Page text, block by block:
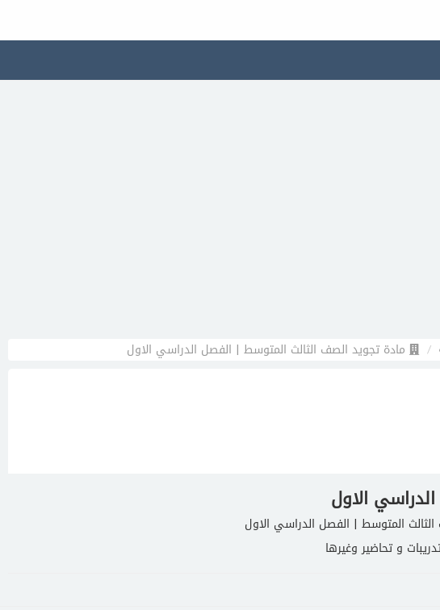
مادة تجويد الصف الثالث المتوسط | الفصل الدراسي الاول
الاول
المتوسط | الفصل الدراسي الاول
و تحاضير وغيرها